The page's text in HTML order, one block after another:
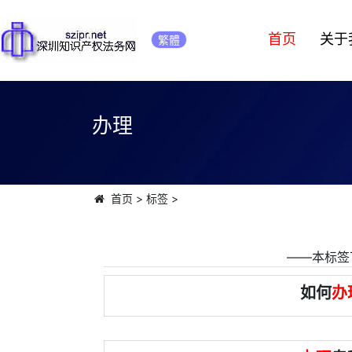
繁體 首页 关于
办理
首页 > 标签>
――本标签
如何办